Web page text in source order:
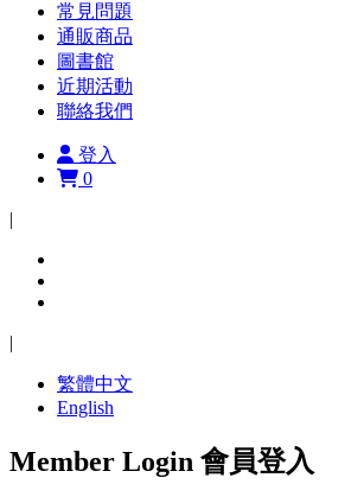
常見問題
通販商品
圖書館
近期活動
聯絡我們
登入
0
|
|
繁體中文
English
Member Login 會員登入